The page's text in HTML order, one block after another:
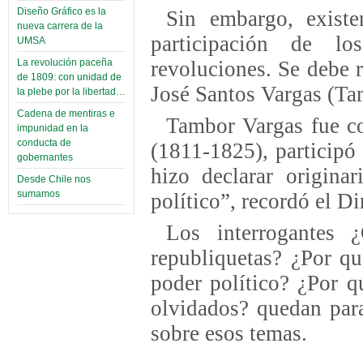
Diseño Gráfico es la
nueva carrera de la
UMSA
La revolución paceña
de 1809: con unidad de
la plebe por la libertad…
Cadena de mentiras e
impunidad en la
conducta de
gobernantes
Desde Chile nos
sumamos
Sin embargo,
participación de
revoluciones. Se debe
José Santos Vargas
Tambor Vargas fue
(1811-1825), participó
hizo declarar
político”, recordó el
Los interrogantes
republiquetas? ¿Por
poder político? ¿Por
olvidados? quedan
sobre esos temas.